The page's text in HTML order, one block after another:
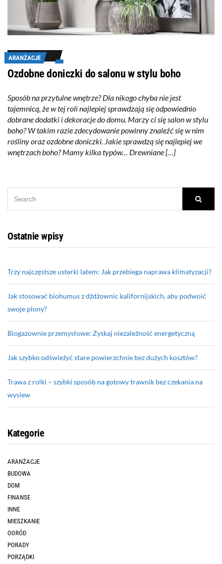
ARANŻACJE
Ozdobne doniczki do salonu w stylu boho
Sposób na przytulne wnętrze? Dla nikogo chyba nie jest
tajemnicą, że w tej roli najlepiej sprawdzają się odpowiednio
dobrane dodatki i dekoracje do domu. Marzy ci się salon w stylu
boho? W takim razie zdecydowanie powinny znaleźć się w nim
rośliny oraz ozdobne doniczki. Jakie sprawdzą się najlepiej we
wnętrzach boho? Mamy kilka typów… Drewniane […]
Ostatnie wpisy
Trzy najczęstsze usterki latem: Jak przebiega naprawa klimatyzacji?
Jak stosować biohumus z dżdżownic kalifornijskich, aby podwoić
swoje plony?
Biogazownie przemysłowe: Zyskaj niezależność energetyczną
Jak szybko odświeżyć stare powierzchnie bez dużych kosztów?
Trawa z rolki – szybki sposób na gotowy trawnik bez czekania na
wysiew
Kategorie
ARANŻACJE
BUDOWA
DOM
FINANSE
INNE
MIESZKANIE
OGRÓD
PORADY
PORZĄDKI